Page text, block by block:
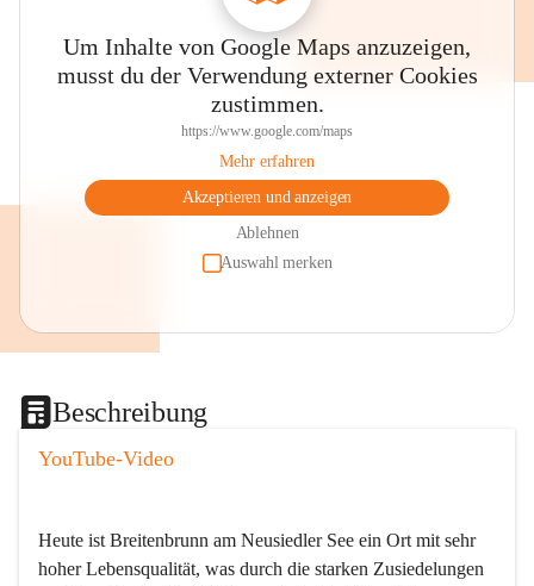
Um Inhalte von Google Maps anzuzeigen,
musst du der Verwendung externer Cookies
zustimmen.
https://www.google.com/maps
Mehr erfahren
Akzeptieren und anzeigen
Ablehnen
Auswahl merken
Beschreibung
YouTube-Video
Heute ist Breitenbrunn am Neusiedler See ein Ort mit sehr
hoher Lebensqualität, was durch die starken Zusiedelungen